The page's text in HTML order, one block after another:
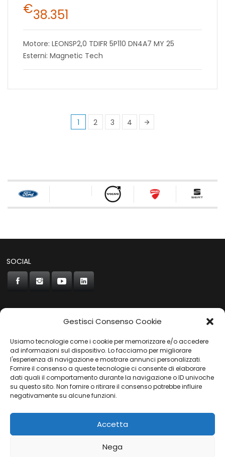
Gestisci Consenso Cookie
Usiamo tecnologie come i cookie per memorizzare e/o accedere
ad informazioni sul dispositivo. Lo facciamo per migliorare
l'esperienza di navigazione e mostrare annunci personalizzati.
Fornire il consenso a queste tecnologie ci consente di elaborare
dati quali il comportamento durante la navigazione o ID univoche
su questo sito. Non fornire o ritirare il consenso potrebbe influire
negativamente su alcune funzioni.
Accetta
Nega
€38.351
Motore: LEONSP2,0 TDIFR 5P110 DN4A7 MY 25
Esterni: Magnetic Tech
1 2 3 4
SOCIAL
CONCORDE
AUTOCHIAVARI
Gruppo Carfin SPA |P.IVA: 03859710109 |Sede Legale:
Via L. Perini 50 - 16152 Genova | © 2025
PRIVACY POLICY|COOKIES POLICY